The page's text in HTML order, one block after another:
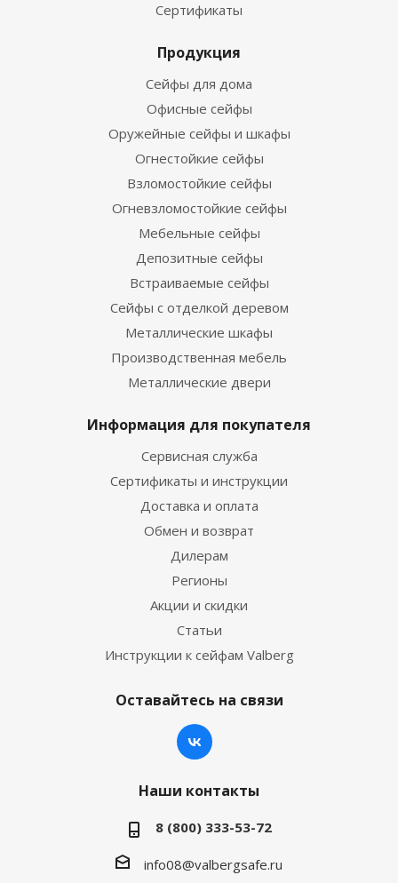
Сертификаты
Продукция
Сейфы для дома
Офисные сейфы
Оружейные сейфы и шкафы
Огнестойкие сейфы
Взломостойкие сейфы
Огневзломостойкие сейфы
Мебельные сейфы
Депозитные сейфы
Встраиваемые сейфы
Сейфы с отделкой деревом
Металлические шкафы
Производственная мебель
Металлические двери
Информация для покупателя
Сервисная служба
Сертификаты и инструкции
Доставка и оплата
Обмен и возврат
Дилерам
Регионы
Акции и скидки
Статьи
Инструкции к сейфам Valberg
Оставайтесь на связи
Наши контакты
8 (800) 333-53-72
info08@valbergsafe.ru